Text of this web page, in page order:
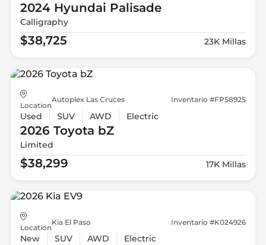
2024 Hyundai Palisade
Calligraphy
$38,725 23K Millas
Location
Autoplex Las Cruces Inventario #FP58925
Used SUV AWD Electric
2026 Toyota bZ
Limited
$38,299 17K Millas
Location
Kia El Paso Inventario #K024926
New SUV AWD Electric